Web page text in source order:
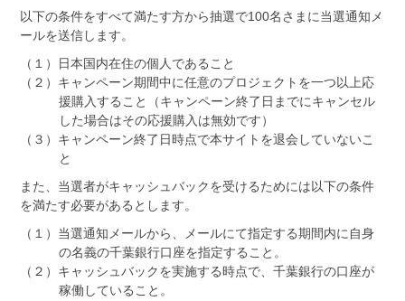
以下の条件をすべて満たす方から抽選で100名さまに当選通知メ
ールを送信します。
（１）日本国内在住の個人であること
（２）キャンペーン期間中に任意のプロジェクトを一つ以上応
援購入すること（キャンペーン終了日までにキャンセル
した場合はその応援購入は無効です）
（３）キャンペーン終了日時点で本サイトを退会していないこ
と
また、当選者がキャッシュバックを受けるためには以下の条件
を満たす必要があるとします。
（１）当選通知メールから、メールにて指定する期間内に自身
の名義の千葉銀行口座を指定すること。
（２）キャッシュバックを実施する時点で、千葉銀行の口座が
稼働していること。